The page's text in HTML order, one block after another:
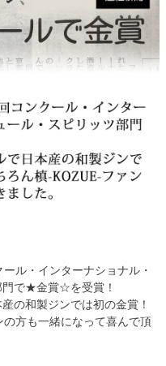
ル・インターナショナル・
門で★金賞☆を受賞！
の和製ジンでは初の金賞！
方も一緒になって喜んで頂